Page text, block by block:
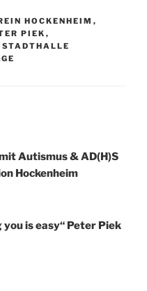
HOCKENHEIM ,
PIEK ,
STADTHALLE
Autismus & AD(H)S
Hockenheim
is easy“ Peter Piek